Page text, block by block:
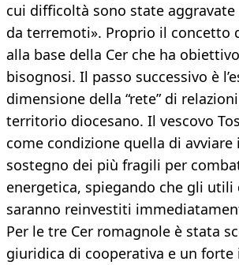
cui difficoltà sono state
da terremoti». Proprio il concetto
alla base della Cer che ha
bisognosi. Il passo successivo è
dimensione della “rete” di
territorio diocesano. Il vescovo
come condizione quella di avviare
sostegno dei più fragili per
energetica, spiegando che gli utili
saranno reinvestiti
Per le tre Cer romagnole è stata
giuridica di cooperativa e un forte